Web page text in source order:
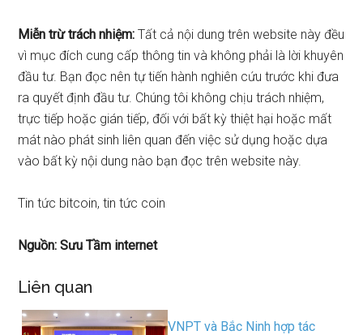
Miễn trừ trách nhiệm: Tất cả nội dung trên website này đều
vì mục đích cung cấp thông tin và không phải là lời khuyên
đầu tư. Bạn đọc nên tự tiến hành nghiên cứu trước khi đưa
ra quyết định đầu tư. Chúng tôi không chịu trách nhiệm,
trực tiếp hoặc gián tiếp, đối với bất kỳ thiệt hại hoặc mất
mát nào phát sinh liên quan đến việc sử dụng hoặc dựa
vào bất kỳ nội dung nào bạn đọc trên website này.
Tin tức bitcoin, tin tức coin
Nguồn: Sưu Tầm internet
Liên quan
VNPT và Bắc Ninh hợp tác